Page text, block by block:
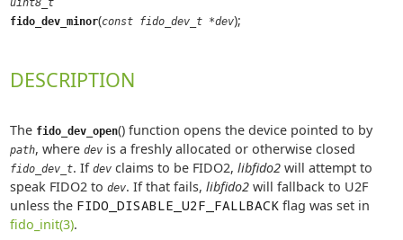
uint8_t
fido_dev_minor(const fido_dev_t *dev);
DESCRIPTION
The fido_dev_open() function opens the device pointed to by
path, where devis a freshly allocated or otherwise closed
fido_dev_t. If devclaims to be FIDO2, libfido2will attempt to
speak FIDO2 to dev. If that fails, libfido2will fallback to U2F
unless the FIDO_DISABLE_U2F_FALLBACKflag was set in
fido_init(3).